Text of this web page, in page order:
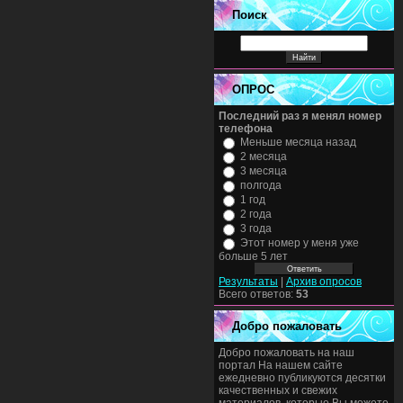
Поиск
ОПРОС
Последний раз я менял номер
телефона
Меньше месяца назад
2 месяца
3 месяца
полгода
1 год
2 года
3 года
Этот номер у меня уже
больше 5 лет
Результаты
Архив опросов
Всего ответов: 53
Добро пожаловать
Добро пожаловать на наш
портал На нашем сайте
ежедневно публикуются десятки
качественных и свежих